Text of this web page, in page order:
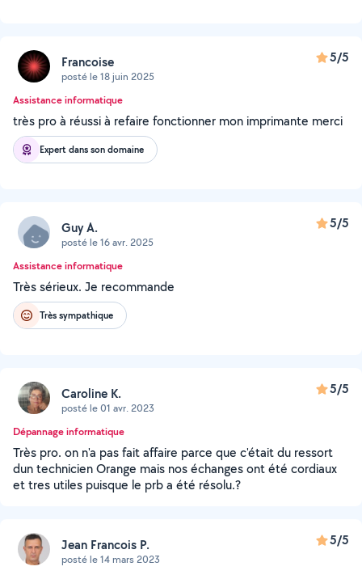
Francoise
posté le 18 juin 2025
5/5
Assistance informatique
très pro à réussi à refaire fonctionner mon imprimante merci
Expert dans son domaine
Guy A.
posté le 16 avr. 2025
5/5
Assistance informatique
Très sérieux. Je recommande
Très sympathique
Caroline K.
posté le 01 avr. 2023
5/5
Dépannage informatique
Très pro. on n'a pas fait affaire parce que c'était du ressort
dun technicien Orange mais nos échanges ont été cordiaux
et tres utiles puisque le prb a été résolu.?
Jean Francois P.
posté le 14 mars 2023
5/5